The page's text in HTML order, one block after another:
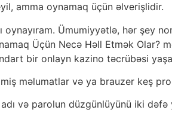
amma oynamaq üçün əlverişlidir.
oynayıram. Ümumiyyətlə, hər şey
Üçün Necə Həll Etmək Olar?
bir onlayn kazino təcrübəsi
məlumatlar və ya brauzer keş
və parolun düzgünlüyünü iki dəfə